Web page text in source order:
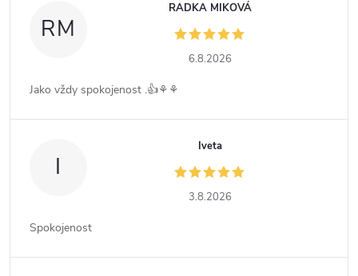
RM
RADKA MIKOVÁ
6.8.2026
Jako vždy spokojenost .👍⚘️⚘️
I
Iveta
3.8.2026
Spokojenost